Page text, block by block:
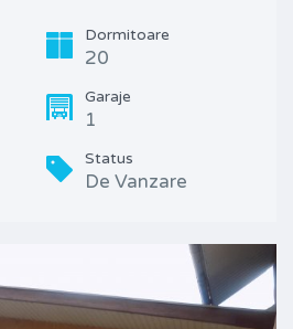
Dormitoare
20
Garaje
1
Status
De Vanzare